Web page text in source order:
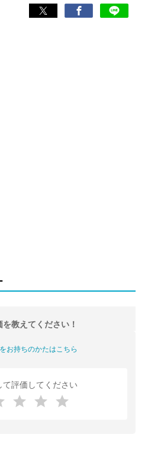
教えてください！
お持ちのかたはこちら
て評価してください